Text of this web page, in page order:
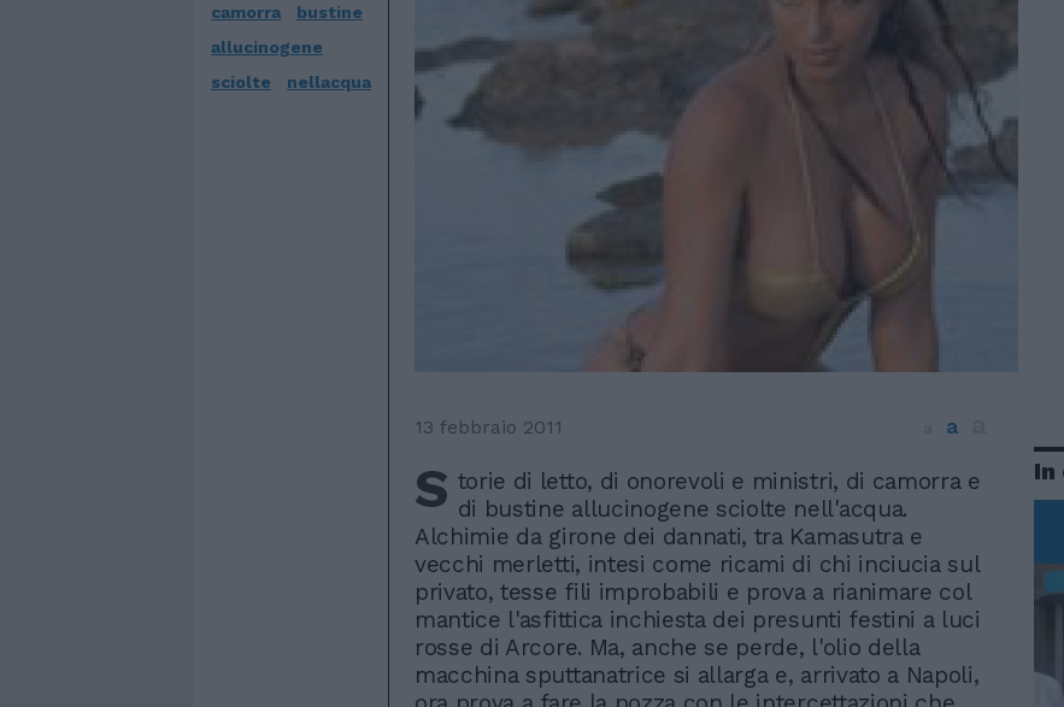
camorra
bustine
allucinogene
sciolte
nellacqua
13 febbraio 2011 a
S torie di letto, di onorevoli e ministri, di camorra e
di bustine allucinogene sciolte nell'acqua.
Alchimie da girone dei dannati, tra Kamasutra e
vecchi merletti, intesi come ricami di chi inciucia sul
privato, tesse fili improbabili e prova a rianimare col
mantice l'asfittica inchiesta dei presunti festini a luci
rosse di Arcore. Ma, anche se perde, l'olio della
macchina sputtanatrice si allarga e, arrivato a Napoli,
In